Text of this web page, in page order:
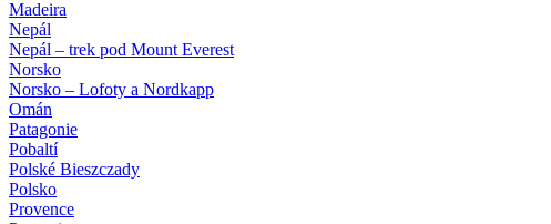
Madeira
Nepál
Nepál – trek pod Mount Everest
Norsko
Norsko – Lofoty a Nordkapp
Omán
Patagonie
Pobaltí
Polské Bieszczady
Polsko
Provence